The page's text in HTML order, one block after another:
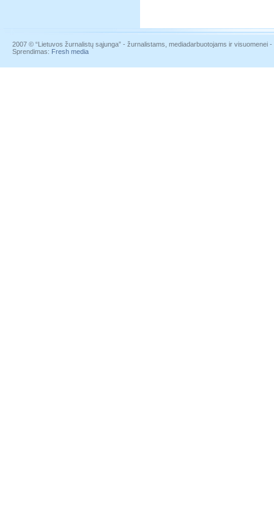
2007 © “Lietuvos žurnalistų sąjunga” - žurnalistams, mediadarbuotojams ir visuomenei
Sprendimas: Fresh media